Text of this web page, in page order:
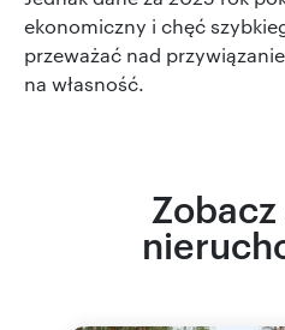
ekonomiczny i chęć
przeważać nad
na własność.